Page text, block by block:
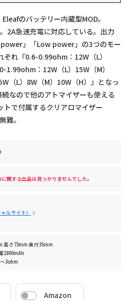
のバッテリー内蔵型MOD。
2A急速充電に対応している。出力
」「Low power」の3つのモー
ぞれ『0.6-0.99ohm：12W（L）
1.99ohm：12W（L）15W（M）
（L）8W（M）10W（H）』となっ
なので他のアトマイザーも使える
で付属するクリアロマイザー
難。
関する出品は見つかりませんでした。
ルサイト）
高さ73mm 奥行35mm
1800mAh
3ohm
Amazon